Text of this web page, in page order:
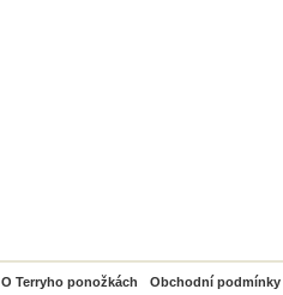
O Terryho ponožkách Obchodní podmínky
PayPal